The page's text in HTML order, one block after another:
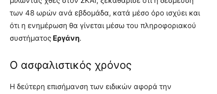
των 48 ωρών ανά εβδομάδα, κατά μέσο όρο ισχύει και
ότι η ενημέρωση θα γίνεται μέσω του πληροφοριακού
συστήματος Εργάνη.
Ο ασφαλιστικός χρόνος
Η δεύτερη επισήμανση των ειδικών αφορά την